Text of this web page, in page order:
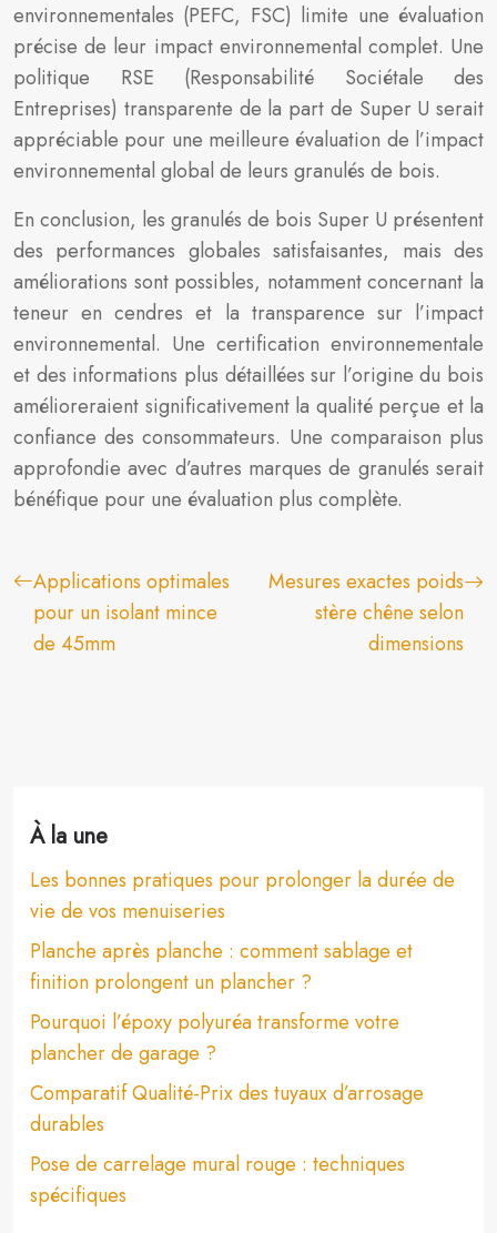
environnementales (PEFC, FSC) limite une évaluation
précise de leur impact environnemental complet. Une
politique RSE (Responsabilité Sociétale des
Entreprises) transparente de la part de Super U serait
appréciable pour une meilleure évaluation de l’impact
environnemental global de leurs granulés de bois.
En conclusion, les granulés de bois Super U présentent
des performances globales satisfaisantes, mais des
améliorations sont possibles, notamment concernant la
teneur en cendres et la transparence sur l’impact
environnemental. Une certification environnementale
et des informations plus détaillées sur l’origine du bois
amélioreraient significativement la qualité perçue et la
confiance des consommateurs. Une comparaison plus
approfondie avec d’autres marques de granulés serait
bénéfique pour une évaluation plus complète.
Applications optimales
pour un isolant mince
de 45mm
Mesures exactes poids
stère chêne selon
dimensions
À la une
Les bonnes pratiques pour prolonger la durée de
vie de vos menuiseries
Planche après planche : comment sablage et
finition prolongent un plancher ?
Pourquoi l’époxy polyuréa transforme votre
plancher de garage ?
Comparatif Qualité-Prix des tuyaux d’arrosage
durables
Pose de carrelage mural rouge : techniques
spécifiques